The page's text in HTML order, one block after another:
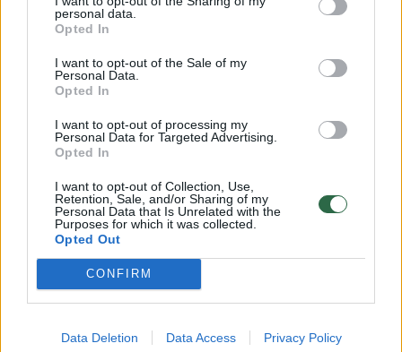
personal data.
Opted In
I want to opt-out of the Sale of my
Personal Data.
Opted In
I want to opt-out of processing my
Personal Data for Targeted Advertising.
Opted In
I want to opt-out of Collection, Use,
Retention, Sale, and/or Sharing of my
Personal Data that Is Unrelated with the
Purposes for which it was collected.
Opted Out
CONFIRM
Data Deletion Data Access Privacy Policy
Daugiau nuotraukų (89)